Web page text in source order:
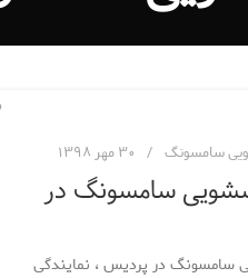
سامسونگ ۳۰ مهر ۱۳۹۸
سامسونگ در
سامسونگ در پردیس ، نمایندگی